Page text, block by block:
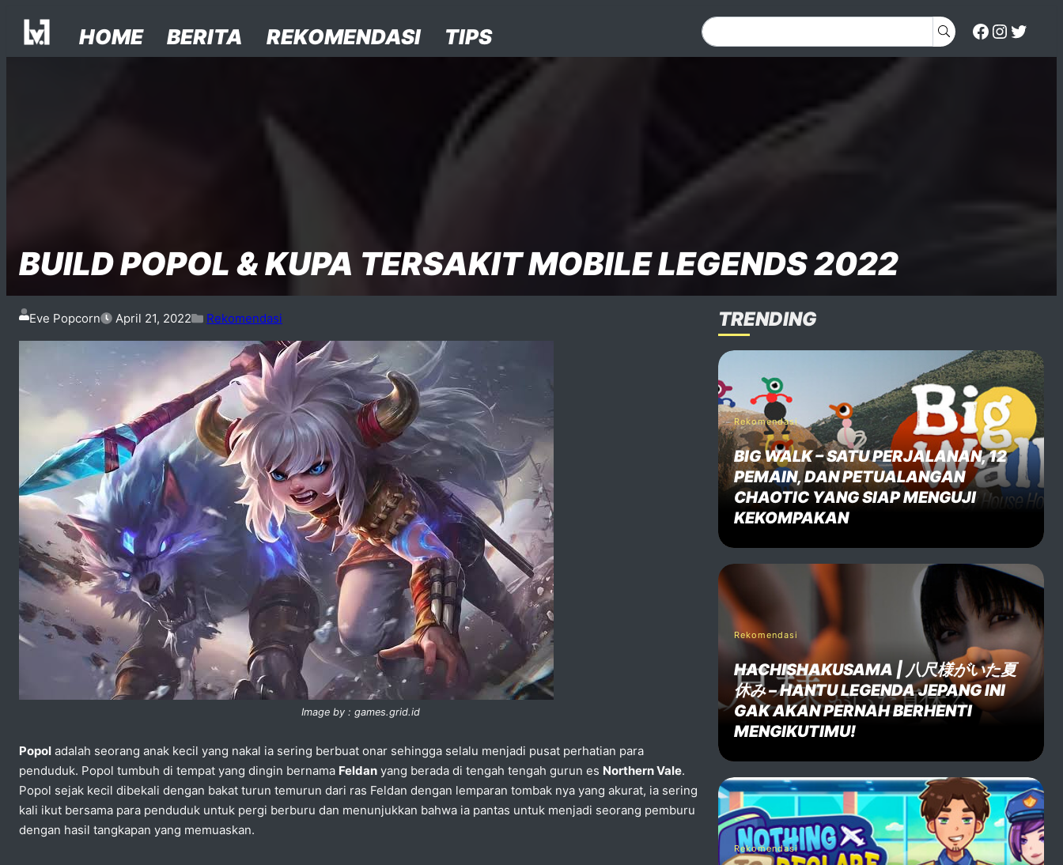
HOME BERITA REKOMENDASI TIPS
BUILD POPOL & KUPA TERSAKIT MOBILE LEGENDS 2022
Eve Popcorn April 21, 2022 Rekomendasi
Image by : games.grid.id
Popol adalah seorang anak kecil yang nakal ia sering berbuat onar sehingga selalu menjadi pusat perhatian para
penduduk. Popol tumbuh di tempat yang dingin bernama Feldan yang berada di tengah tengah gurun es Northern Vale.
Popol sejak kecil dibekali dengan bakat turun temurun dari ras Feldan dengan lemparan tombak nya yang akurat, ia sering
kali ikut bersama para penduduk untuk pergi berburu dan menunjukkan bahwa ia pantas untuk menjadi seorang pemburu
dengan hasil tangkapan yang memuaskan.
TRENDING
Rekomendasi
BIG WALK – SATU PERJALANAN, 12
PEMAIN, DAN PETUALANGAN
CHAOTIC YANG SIAP MENGUJI
KEKOMPAKAN
Rekomendasi
HACHISHAKUSAMA | 八尺様がいた夏
休み – HANTU LEGENDA JEPANG INI
GAK AKAN PERNAH BERHENTI
MENGIKUTIMU!
Rekomendasi